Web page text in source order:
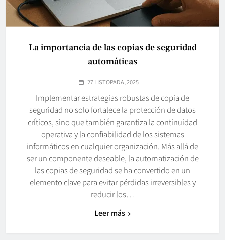
La importancia de las copias de seguridad
automáticas
27 LISTOPADA, 2025
Implementar estrategias robustas de copia de
seguridad no solo fortalece la protección de datos
críticos, sino que también garantiza la continuidad
operativa y la confiabilidad de los sistemas
informáticos en cualquier organización. Más allá de
ser un componente deseable, la automatización de
las copias de seguridad se ha convertido en un
elemento clave para evitar pérdidas irreversibles y
reducir los…
Leer más